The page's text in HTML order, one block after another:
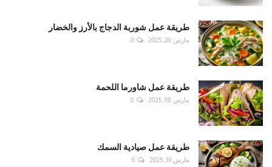
طريقة عمل شوربة الدجاج بالأرز والخضار
مارس 20, 2025 0
طريقة عمل شاورما اللحمة
مارس 18, 2025 0
طريقة عمل صيادية السمك
مارس 19, 2025 0